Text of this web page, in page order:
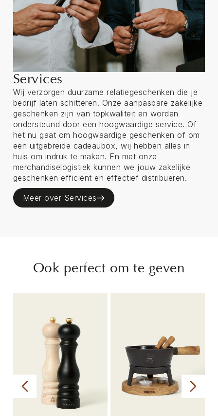
Services
Wij verzorgen duurzame relatiegeschenken die je
bedrijf laten schitteren. Onze aanpasbare zakelijke
geschenken zijn van topkwaliteit en worden
ondersteund door een hoogwaardige service. Of
het nu gaat om hoogwaardige geschenken of om
een uitgebreide cadeaubox, wij hebben alles in
huis om indruk te maken. En met onze
merchandiselogistiek kunnen we jouw zakelijke
geschenken efficiënt en effectief distribueren.
Meer over Services
Ook perfect om te geven